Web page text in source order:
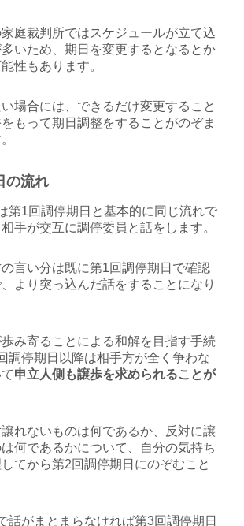
庭裁判所ではスケジュールが立て込
いため、期日を変更するとなるとか
性もあります。
場合には、できるだけ変更すること
もって期日調整をすることがのぞま
の流れ
第1回調停期日と基本的に同じ流れで
手が交互に調停委員と話をします。
言い分は既に第1回調停期日で確認
より突っ込んだ話をすることになり
み寄ることによる和解を目指す手続
調停期日以降は相手方が全く争わな
申立人側も譲歩を求められることが
れないものは何であるか、反対に譲
何であるかについて、自分の気持ち
てから第2回調停期日にのぞむこと
話がまとまらなければ第3回調停期日